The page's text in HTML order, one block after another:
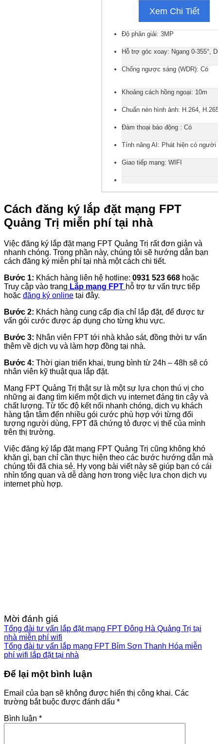
Xem Chi Tiết
Độ phân giải: 3MP
Hỗ trợ góc xoay: Ngang 0-355°,
Chống ngược sáng (WDR): Có
Khoảng cách hồng ngoại: 10m
Chuẩn nén hình ảnh: H.264,
Đàm thoại báo động : Có
Tính năng AI: Phát hiện có người
Giao tiếp mạng: WIFI
Cách đăng ký lắp đặt mạng FPT
Quảng Trị miễn phí tại nhà
Việc đăng ký lắp đặt mạng FPT Quảng Trị rất đơn giản và
nhanh chóng. Trong phần này, chúng tôi sẽ hướng dẫn bạn
cách đăng ký miễn phí tại nhà một cách chi tiết.
Bước 1: Khách hàng liên hệ hotline: 0931 523 668 hoặc
Truy cập vào trang Lắp mạng FPT hỗ trợ tư vấn trực tiếp
hoặc đăng ký online tại đây.
Bước 2: Khách hàng cung cấp địa chỉ lắp đặt, để được tư
vấn gói cước được áp dụng cho từng khu vực.
Bước 3: Nhân viên FPT tới nhà khảo sát, đồng thời tư vấn
thêm về dịch vụ và làm hợp đồng tại nhà.
Bước 4: Thời gian triển khai, trung bình từ 24h – 48h sẽ có
nhân viên kỹ thuật qua lắp đặt.
Mạng FPT Quảng Trị thật sự là một sự lựa chọn thú vị cho
những ai đang tìm kiếm một dịch vụ internet đáng tin cậy và
chất lượng. Từ tốc độ kết nối nhanh chóng, dịch vụ khách
hàng tận tâm đến nhiều gói cước phù hợp với từng đối
tượng người dùng, FPT đã chứng tỏ được vị thế của mình
trên thị trường.
Việc đăng ký lắp đặt mạng FPT Quảng Trị cũng không khó
khăn gì, bạn chỉ cần thực hiện theo các bước hướng dẫn mà
chúng tôi đã chia sẻ. Hy vọng bài viết này sẽ giúp bạn có cái
nhìn tổng quan và dễ dàng hơn trong việc lựa chọn dịch vụ
internet phù hợp.
Mời đánh giá
Tổng đài tư vấn lắp đặt mạng FPT Đông Hà Quảng Trị tại
nhà miễn phí wifi
Tổng đài tư vấn lắp mạng FPT Bỉm Sơn Thanh Hóa miễn
phí wifi lắp đặt tại nhà
Để lại một bình luận
Email của bạn sẽ không được hiển thị công khai. Các
trường bắt buộc được đánh dấu *
Bình luận *